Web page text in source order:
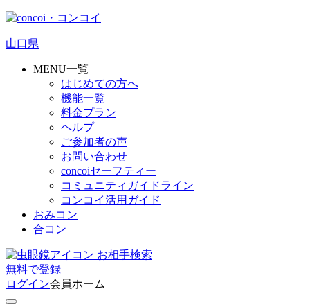
山口県
MENU一覧
はじめての方へ
機能一覧
料金プラン
ヘルプ
ご参加者の声
お問い合わせ
concoiセーフティー
コミュニティガイドライン
コンコイ活用ガイド
おみコン
合コン
お相手検索
無料で登録
ログイン会員ホーム